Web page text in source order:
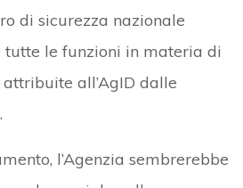
di sicurezza nazionale
tutte le funzioni in materia di
all’AgID dalle
l’Agenzia sembrerebbe